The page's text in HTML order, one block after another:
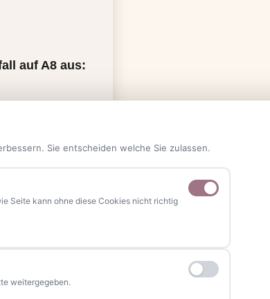
auf A8 aus:
bis
Home
Sie entscheiden welche Sie zulassen.
Seite kann ohne diese Cookies nicht richtig
weitergegeben.